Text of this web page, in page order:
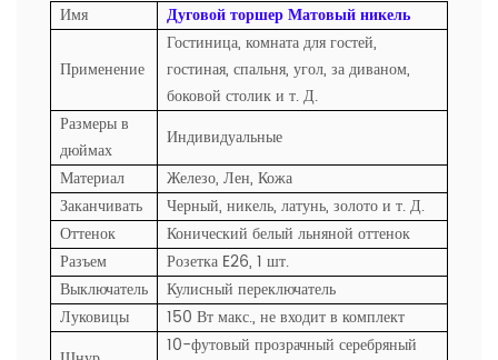
Имя Дуговой торшер Матовый никель
Применение
Гостиница, комната для гостей,
гостиная, спальня, угол, за диваном,
боковой столик и т. Д.
Размеры в
дюймах
Индивидуальные
Материал
Железо, Лен, Кожа
Заканчивать
Черный, никель, латунь, золото и т. Д.
Оттенок
Конический белый льняной оттенок
Разъем
Розетка E26, 1 шт.
Выключатель
Кулисный переключатель
Луковицы
150 Вт макс., не входит в комплект
10-футовый прозрачный серебряный